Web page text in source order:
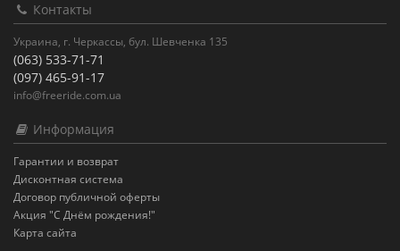
Контакты
Украина, г. Черкассы, бул. Шевченка 135
(063) 533-71-71
(097) 465-91-17
info@freeride.com.ua
Информация
Гарантии и возврат
Дисконтная система
Договор публичной оферты
Акция "С Днём рождения!"
Карта сайта